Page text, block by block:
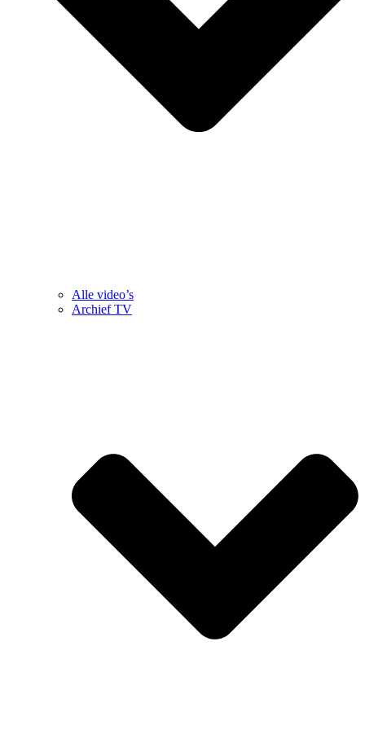
Alle video’s
Archief TV